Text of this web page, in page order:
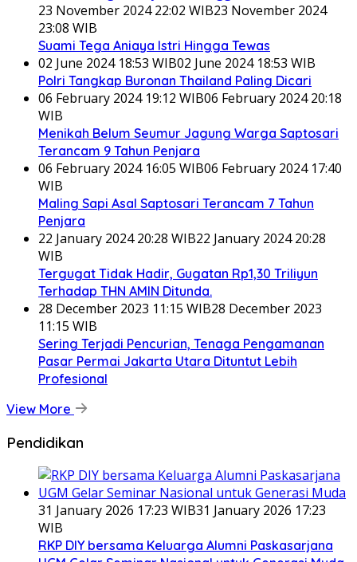
23 November 2024 22:02 WIB23 November 2024
23:08 WIB
Suami Tega Aniaya Istri Hingga Tewas
02 June 2024 18:53 WIB02 June 2024 18:53 WIB
Polri Tangkap Buronan Thailand Paling Dicari
06 February 2024 19:12 WIB06 February 2024 20:18
WIB
Menikah Belum Seumur Jagung Warga Saptosari
Terancam 9 Tahun Penjara
06 February 2024 16:05 WIB06 February 2024 17:40
WIB
Maling Sapi Asal Saptosari Terancam 7 Tahun
Penjara
22 January 2024 20:28 WIB22 January 2024 20:28
WIB
Tergugat Tidak Hadir, Gugatan Rp1,30 Triliyun
Terhadap THN AMIN Ditunda.
28 December 2023 11:15 WIB28 December 2023
11:15 WIB
Sering Terjadi Pencurian, Tenaga Pengamanan
Pasar Permai Jakarta Utara Dituntut Lebih
Profesional
View More
Pendidikan
31 January 2026 17:23 WIB31 January 2026 17:23
WIB
RKP DIY bersama Keluarga Alumni Paskasarjana